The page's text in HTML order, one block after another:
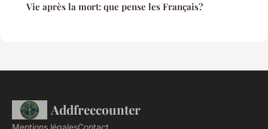
Vie après la mort: que pense les Français?
Addfreecounter